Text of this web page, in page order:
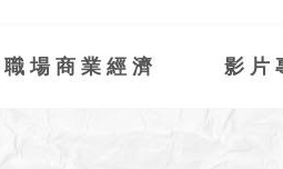
職場商業經濟 影片